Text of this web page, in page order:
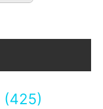
(425)